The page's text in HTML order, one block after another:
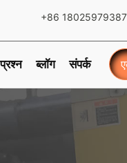
+86 18025979387
ब्लॉग संपर्क